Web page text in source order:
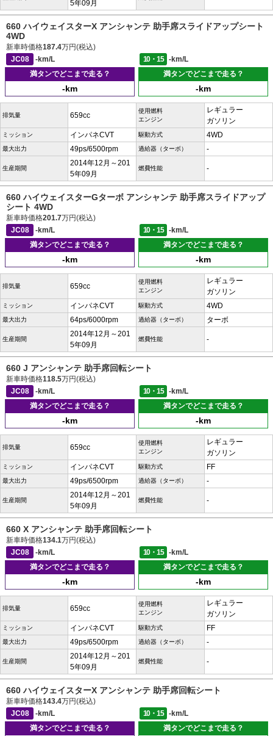
5年09月
660 ハイウェイスターX アンシャンテ 助手席スライドアップシート
4WD
新車時価格187.4万円(税込)
JC08
-km/L 10・15
-km/L
満タンでどこまで走る？
-km
満タンでどこまで走る？
-km
排気量 659cc
使用燃料
エンジン
レギュラー
ガソリン
ミッション インパネCVT 駆動方式 4WD
最大出力 49ps/6500rpm 過給器（ターボ） -
生産期間
2014年12月～201
5年09月
燃費性能 -
660 ハイウェイスターGターボ アンシャンテ 助手席スライドアップ
シート 4WD
新車時価格201.7万円(税込)
JC08
-km/L 10・15
-km/L
満タンでどこまで走る？
-km
満タンでどこまで走る？
-km
排気量 659cc
使用燃料
エンジン
レギュラー
ガソリン
ミッション インパネCVT 駆動方式 4WD
最大出力 64ps/6000rpm 過給器（ターボ） ターボ
生産期間
2014年12月～201
5年09月
燃費性能 -
660 J アンシャンテ 助手席回転シート
新車時価格118.5万円(税込)
JC08
-km/L 10・15
-km/L
満タンでどこまで走る？
-km
満タンでどこまで走る？
-km
排気量 659cc
使用燃料
エンジン
レギュラー
ガソリン
ミッション インパネCVT 駆動方式 FF
最大出力 49ps/6500rpm 過給器（ターボ） -
生産期間
2014年12月～201
5年09月
燃費性能 -
660 X アンシャンテ 助手席回転シート
新車時価格134.1万円(税込)
JC08
-km/L 10・15
-km/L
満タンでどこまで走る？
-km
満タンでどこまで走る？
-km
排気量 659cc
使用燃料
エンジン
レギュラー
ガソリン
ミッション インパネCVT 駆動方式 FF
最大出力 49ps/6500rpm 過給器（ターボ） -
生産期間
2014年12月～201
5年09月
燃費性能 -
660 ハイウェイスターX アンシャンテ 助手席回転シート
新車時価格143.4万円(税込)
JC08
-km/L 10・15
-km/L
満タンでどこまで走る？
満タンでどこまで走る？